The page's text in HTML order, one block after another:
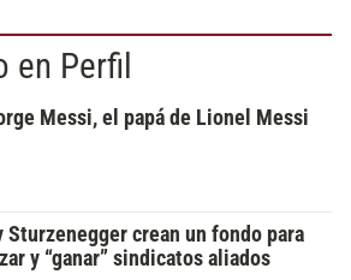
en Perfil
Messi, el papá de Lionel Messi
Sturzenegger crean un fondo para
y “ganar” sindicatos aliados